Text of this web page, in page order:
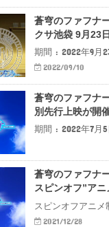
蒼穹のファフナ
クサ池袋 9月23
期間 : 2022年9月
2022/09/10
蒼穹のファフナ
別先行上映が開
期間 : 2022年7月5
蒼穹のファフナ
スピンオフ”ア
スピンオフアニメ
2021/12/28